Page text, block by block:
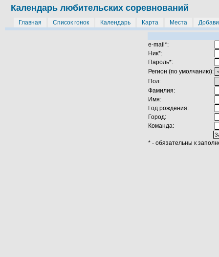
Календарь любительских соревнований
Главная Список гонок Календарь Карта Места
e-mail*:
Ник*:
Пароль*:
Регион (по умолчанию):
Пол:
Фамилия:
Имя:
Год рождения:
Город:
Команда:
* - обязательны к